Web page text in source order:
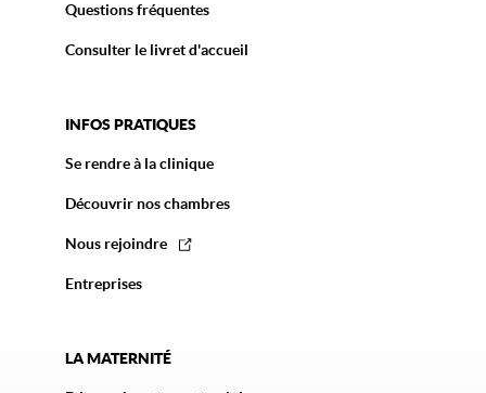
Questions fréquentes
Consulter le livret d'accueil
INFOS PRATIQUES
Se rendre à la clinique
Découvrir nos chambres
Nous rejoindre
Entreprises
LA MATERNITÉ